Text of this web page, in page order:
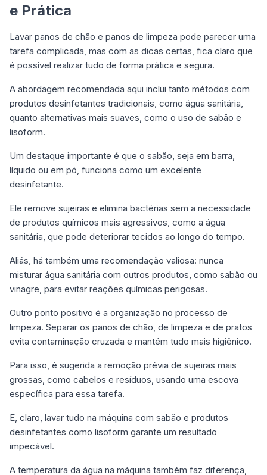
e Prática
Lavar panos de chão e panos de limpeza pode parecer uma
tarefa complicada, mas com as dicas certas, fica claro que
é possível realizar tudo de forma prática e segura.
A abordagem recomendada aqui inclui tanto métodos com
produtos desinfetantes tradicionais, como água sanitária,
quanto alternativas mais suaves, como o uso de sabão e
lisoform.
Um destaque importante é que o sabão, seja em barra,
líquido ou em pó, funciona como um excelente
desinfetante.
Ele remove sujeiras e elimina bactérias sem a necessidade
de produtos químicos mais agressivos, como a água
sanitária, que pode deteriorar tecidos ao longo do tempo.
Aliás, há também uma recomendação valiosa: nunca
misturar água sanitária com outros produtos, como sabão ou
vinagre, para evitar reações químicas perigosas.
Outro ponto positivo é a organização no processo de
limpeza. Separar os panos de chão, de limpeza e de pratos
evita contaminação cruzada e mantém tudo mais higiênico.
Para isso, é sugerida a remoção prévia de sujeiras mais
grossas, como cabelos e resíduos, usando uma escova
específica para essa tarefa.
E, claro, lavar tudo na máquina com sabão e produtos
desinfetantes como lisoform garante um resultado
impecável.
A temperatura da água na máquina também faz diferença,